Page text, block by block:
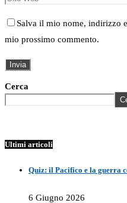
Salva il mio nome, indirizzo
mio prossimo commento.
Cerca
Ultimi articoli
Quiz: il Pacifico e la guerra
6 Giugno 2026